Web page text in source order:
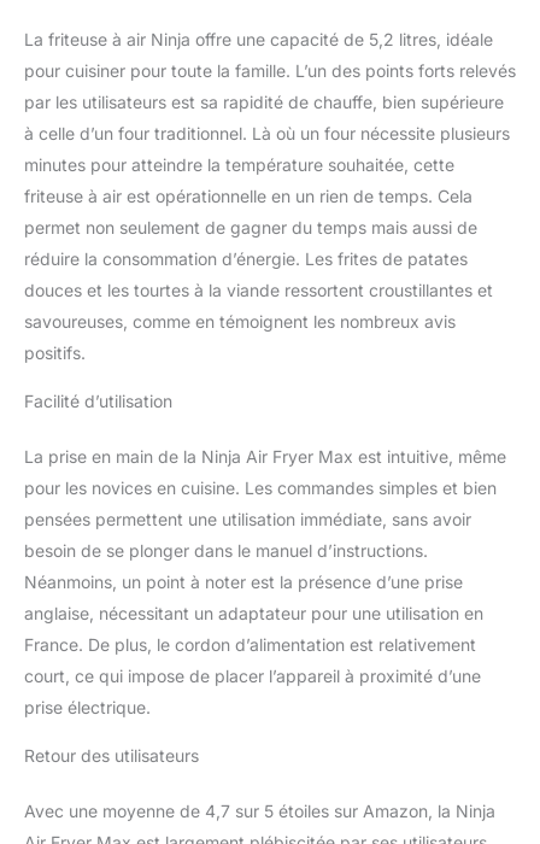
coupées à la main). 6
FONCTIONS DE
CUISSON : Max Crisp, Air
Réchauffer, Déshydrater.
Cuisinez et croustillez les
aliments surgelés en
quelques minutes avec
Max Crisp, en utilisant un
flux d'air ultra rapide et
des températures de
240°C. TAILLE
% plus rapidement que
les fours à chaleur
tournante* (*Testé
contre les bâtonnets de
poisson et les
saucisses). COMPREND :
Friteuse à air Ninja (prise
britannique), panier et
plaque à légumes
antiadhésifs allant au
La friteuse à air Ninja offre une capacité de 5,2 litres, idéale
pour cuisiner pour toute la famille. L’un des points forts relevés
par les utilisateurs est sa rapidité de chauffe, bien supérieure
à celle d’un four traditionnel. Là où un four nécessite plusieurs
minutes pour atteindre la température souhaitée, cette
friteuse à air est opérationnelle en un rien de temps. Cela
permet non seulement de gagner du temps mais aussi de
réduire la consommation d’énergie. Les frites de patates
douces et les tourtes à la viande ressortent croustillantes et
savoureuses, comme en témoignent les nombreux avis
positifs.
Facilité d’utilisation
La prise en main de la Ninja Air Fryer Max est intuitive, même
pour les novices en cuisine. Les commandes simples et bien
pensées permettent une utilisation immédiate, sans avoir
besoin de se plonger dans le manuel d’instructions.
Néanmoins, un point à noter est la présence d’une prise
anglaise, nécessitant un adaptateur pour une utilisation en
France. De plus, le cordon d’alimentation est relativement
court, ce qui impose de placer l’appareil à proximité d’une
prise électrique.
Retour des utilisateurs
Avec une moyenne de 4,7 sur 5 étoiles sur Amazon, la Ninja